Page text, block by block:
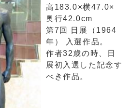
高183.0×横47.0×
奥行42.0cm
第7回 日展（1964
年） 入選作品。
作者32歳の時、日
展初入選した記念す
べき作品。